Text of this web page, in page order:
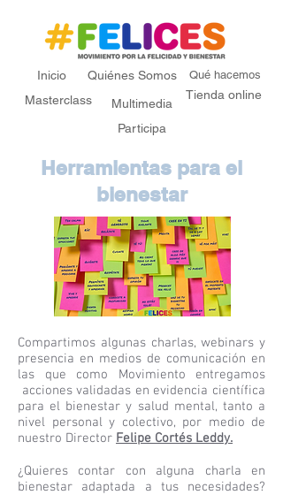
Inicio Quiénes Somos Qué hacemos
Masterclass Multimedia
Tienda online
Participa
Herramientas para el
bienestar
Compartimos algunas charlas, webinars y
presencia en medios de comunicación en
las que como Movimiento entregamos
acciones validadas en evidencia científica
para el bienestar y salud mental, tanto a
nivel personal y colectivo, por medio de
nuestro Director Felipe Cortés Leddy.
¿Quieres contar con alguna charla en
bienestar adaptada a tus necesidades?